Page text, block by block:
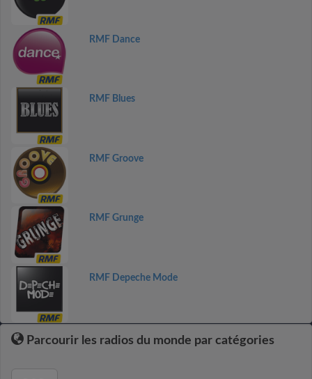
RMF Dance
RMF Blues
RMF Groove
RMF Grunge
RMF Depeche Mode
Parcourir les radios du monde par catégories